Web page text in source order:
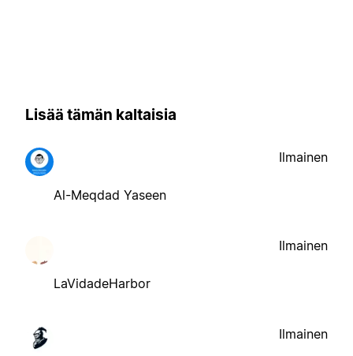
Lisää tämän kaltaisia
Al-Meqdad Yaseen
Ilmainen
LaVidadeHarbor
Ilmainen
Ilmainen